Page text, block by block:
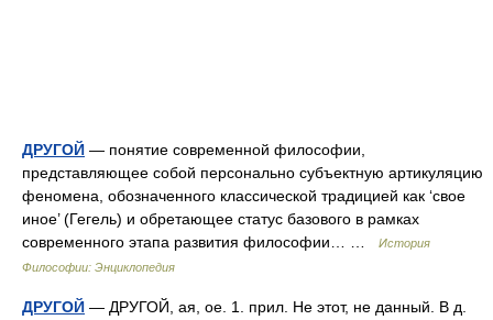
ДРУГОЙ — понятие современной философии,
представляющее собой персонально субъектную артикуляцию
феномена, обозначенного классической традицией как ‘свое
иное’ (Гегель) и обретающее статус базового в рамках
современного этапа развития философии… …
История
Философии: Энциклопедия
ДРУГОЙ — ДРУГОЙ, ая, ое. 1. прил. Не этот, не данный. В д.